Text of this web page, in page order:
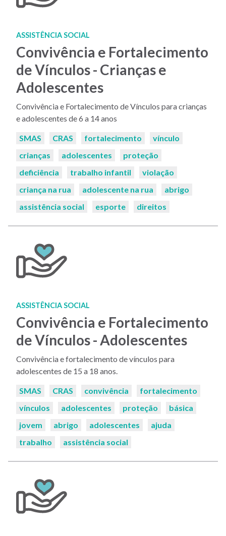
ASSISTÊNCIA SOCIAL
Convivência e Fortalecimento
de Vínculos - Crianças e
Adolescentes
Convivência e Fortalecimento de Vínculos para crianças
e adolescentes de 6 a 14 anos
Palavras-
SMAS CRAS fortalecimento
vínculo
crianças
adolescentes
proteção
deficiência
trabalho infantil
violação
criança na rua
adolescente na rua
abrigo
assistência social
esporte direitos
ASSISTÊNCIA SOCIAL
Convivência e Fortalecimento
de Vínculos - Adolescentes
Convivência e fortalecimento de vínculos para
adolescentes de 15 a 18 anos.
Palavras-
SMAS CRAS convivência
fortalecimento
vínculos
adolescentes proteção
básica
jovem
abrigo adolescentes
ajuda
trabalho
assistência social